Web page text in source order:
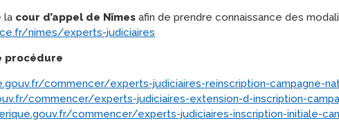
la cour d’appel de Nîmes afin de prendre connaissance des
nimes/experts-judiciaires
procédure
commencer/experts-judiciaires-reinscription-campagne-
commencer/experts-judiciaires-extension-d-inscription-
commencer/experts-judiciaires-inscription-initiale-